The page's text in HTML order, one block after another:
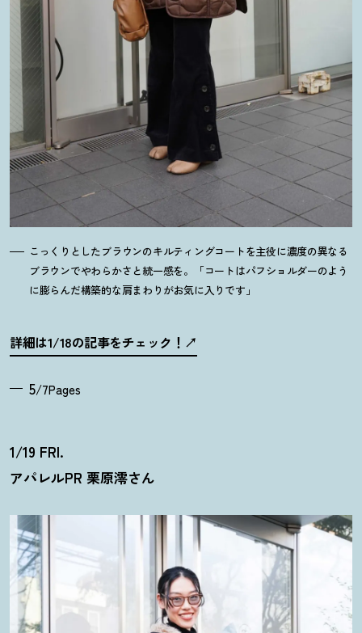
こっくりとしたブラウンのキルティングコートを主役に濃度の異なる
ブラウンでやわらかさと統一感を。「コートはパフショルダーのよう
に膨らんだ構築的な肩まわりがお気に入りです」
詳細は1/18の記事をチェック ！
5/7Pages
1/19 FRI.
アパレルPR 栗原澪さん